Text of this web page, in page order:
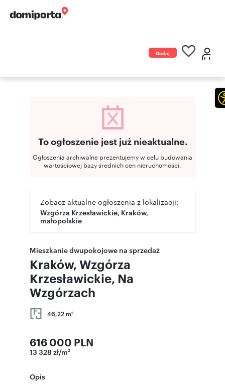
Dodaj
To ogłoszenie jest już nieaktualne.
Ogłoszenia archiwalne prezentujemy w celu budowania
wartościowej bazy średnich cen nieruchomości.
Zobacz aktualne ogłoszenia z lokalizacji:
Wzgórza Krzesławickie, Kraków,
małopolskie
Mieszkanie dwupokojowe na sprzedaż
Kraków, Wzgórza
Krzesławickie, Na
Wzgórzach
46,22 m2
616 000 PLN
13 328 zł/m2
Opis